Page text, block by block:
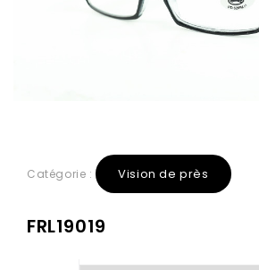
Catégorie : Vision de près
FRL19019